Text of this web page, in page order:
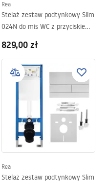
Rea
Stelaż zestaw podtynkowy Slim
024N do mis WC z przyciskiem
829,00 zł
Rea
Stelaż zestaw podtynkowy Slim